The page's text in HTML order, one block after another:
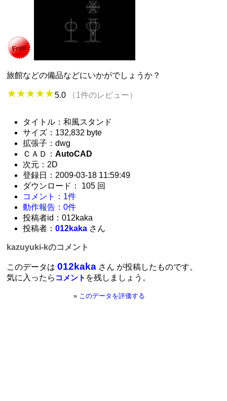
旅館などの備品などにいかがでしょうか？
5.0 （1件のレビュー）
タイトル：和風スタンド
サイズ：132,832 byte
拡張子：dwg
ＣＡＤ：AutoCAD
次元：2D
登録日：2009-03-18 11:59:49
ダウンロード： 105 回
コメント：1件
動作報告：0件
投稿者id：012kaka
投稿者：012kaka さん
kazuyuki-kのコメント
このデータは012kaka さん が投稿したものです。
気に入ったら コメント を残しましょう。
» このデータを評価する